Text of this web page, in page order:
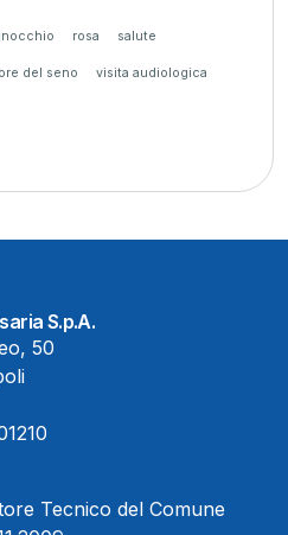
rosa salute
del seno visita audiologica
S.p.A.
50
Tecnico del Comune